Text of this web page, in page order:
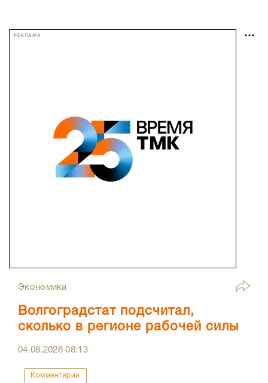
РЕКЛАМА
Экономика
Волгоградстат подсчитал,
сколько в регионе рабочей силы
04.08.202608:13
Комментарии